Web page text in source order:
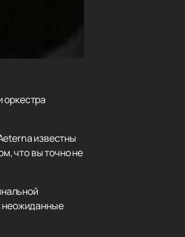
оркестра
известны
что вы точно не
неожиданные